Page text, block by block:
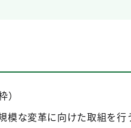
な変革に向けた取組を行